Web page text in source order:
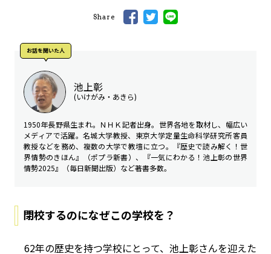
Share
お話を聞いた人
池上彰
(いけがみ・あきら)
1950年長野県生まれ。ＮＨＫ記者出身。世界各地を取材し、幅広い
メディアで活躍。名城大学教授、東京大学定量生命科学研究所客員
教授などを務め、複数の大学で教壇に立つ。『歴史で読み解く！世
界情勢のきほん』（ポプラ新書）、『一気にわかる！池上彰の世界
情勢2025』（毎日新聞出版）など著書多数。
閉校するのになぜこの学校を？
62年の歴史を持つ学校にとって、池上彰さんを迎えた